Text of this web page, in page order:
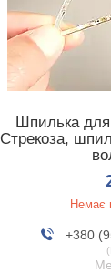
Шпилька
Стрекоза,
Немає
+380